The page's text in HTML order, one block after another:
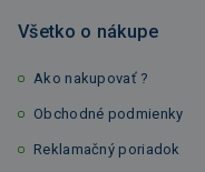
Všetko o nákupe
Ako nakupovať ?
Obchodné podmienky
Reklamačný poriadok